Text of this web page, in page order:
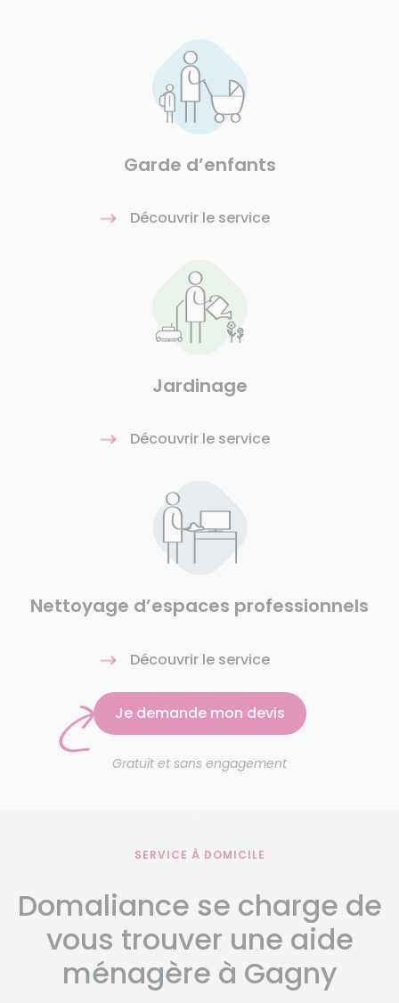
Garde d’enfants
Découvrir le service
Jardinage
Découvrir le service
Nettoyage d’espaces professionnels
Découvrir le service
Je demande mon devis
Gratuit et sans engagement
SERVICE À DOMICILE
Domaliance se charge de
vous trouver une aide
ménagère à Gagny